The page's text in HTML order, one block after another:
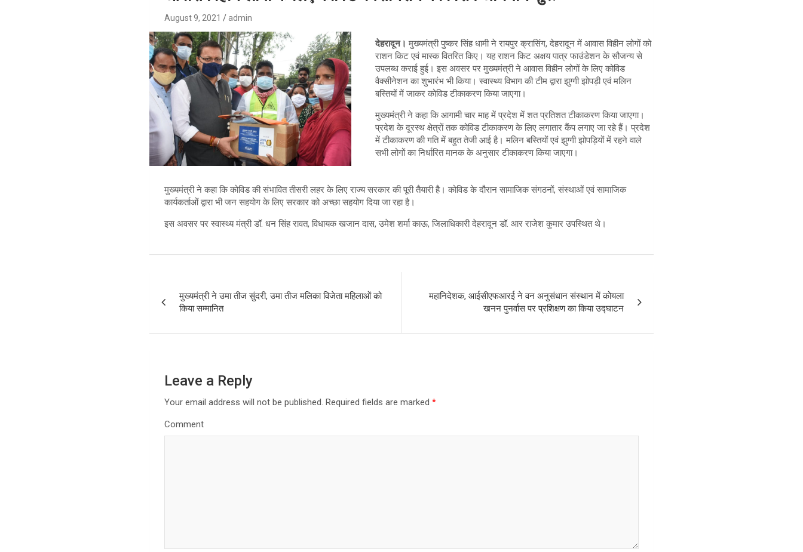
August 9, 2021 admin
देहरादून।मुख्यमंत्री पुष्कर सिंह धामी ने रायपुर क्रासिंग, देहरादून में आवास विहीन लोगों को
राशन किट एवं मास्क वितरित किए। यह राशन किट अक्षय पात्र फाउंडेशन के सौजन्य से
उपलब्ध कराई हुई। इस अवसर पर मुख्यमंत्री ने आवास विहीन लोगों के लिए कोविड
वैक्सीनेशन का शुभारंभ भी किया। स्वास्थ्य विभाग की टीम द्वारा झुग्गी झोपड़ी एवं मलिन
बस्तियों में जाकर कोविड टीकाकरण किया जाएगा।
मुख्यमंत्री ने कहा कि आगामी चार माह में प्रदेश में शत प्रतिशत टीकाकरण किया जाएगा।
प्रदेश के दूरस्थ क्षेत्रों तक कोविड टीकाकरण के लिए लगातार कैंप लगाए जा रहे हैं। प्रदेश
में टीकाकरण की गति में बहुत तेजी आई है। मलिन बस्तियों एवं झुग्गी झोपड़ियों में रहने वाले
सभी लोगों का निर्धारित मानक के अनुसार टीकाकरण किया जाएगा।
मुख्यमंत्री ने कहा कि कोविड की संभावित तीसरी लहर के लिए राज्य सरकार की पूरी तैयारी है। कोविड के दौरान सामाजिक संगठनों, संस्थाओं एवं सामाजिक
कार्यकर्ताओं द्वारा भी जन सहयोग के लिए सरकार को अच्छा सहयोग दिया जा रहा है।
इस अवसर पर स्वास्थ्य मंत्री डॉ. धन सिंह रावत, विधायक खजान दास, उमेश शर्मा काऊ, जिलाधिकारी देहरादून डॉ. आर राजेश कुमार उपस्थित थे।
s
मुख्यमंत्री ने उमा तीज सुंदरी, उमा तीज मलिका विजेता महिलाओं को
किया सम्मानित
महानिदेशक, आईसीएफआरई ने वन अनुसंधान संस्थान में कोयला
खनन पुनर्वास पर प्रशिक्षण का किया उद्घाटन
Leave a Reply
Your email address will not be published. Required fields are marked*
Comment